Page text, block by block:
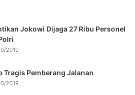
Jokowi Dijaga 27 Ribu Personel
2019
Tragis Pemberang Jalanan
2019